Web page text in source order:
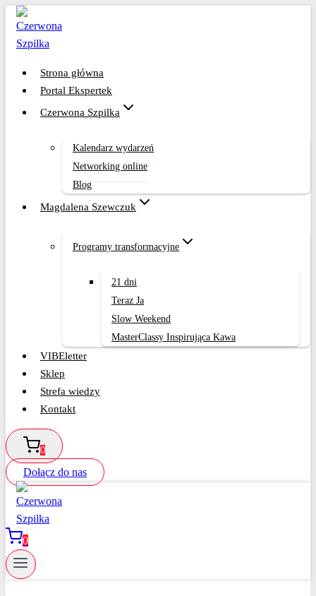
Przejdź
treści
Strona główna
Portal Ekspertek
Czerwona Szpilka
Kalendarz wydarzeń
Networking online
Blog
Magdalena Szewczuk
Programy transformacyjne
21 dni
Teraz Ja
Slow Weekend
MasterClassy Inspirująca Kawa
VIBEletter
Sklep
Strefa wiedzy
Kontakt
0
Dołącz do nas
0